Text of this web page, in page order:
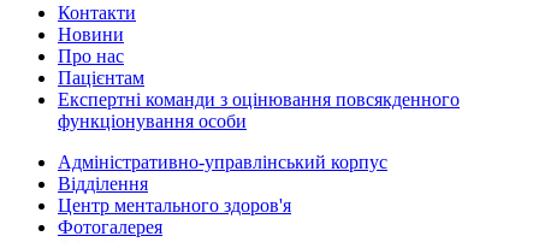
Контакти
Новини
Про нас
Пацієнтам
Експертні команди з оцінювання повсякденного
функціонування особи
Адміністративно-управлінський корпус
Відділення
Центр ментального здоров'я
Фотогалерея